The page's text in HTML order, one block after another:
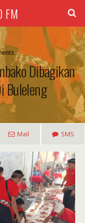
FM
Dibagikan
Buleleng
Mail SMS